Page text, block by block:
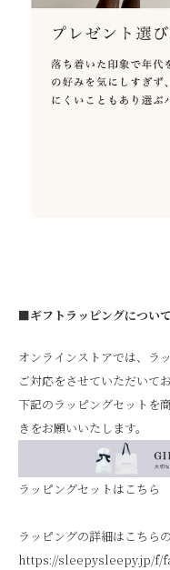
■ギフトラッピングについて
オンラインストアでは、ラ
ご対応をさせていただいてお
下記のラッピングセットを
きをお願いいたします。
ラッピングセットはこちら
ラッピングの詳細はこちら
https://sleepysleepy.jp/f/